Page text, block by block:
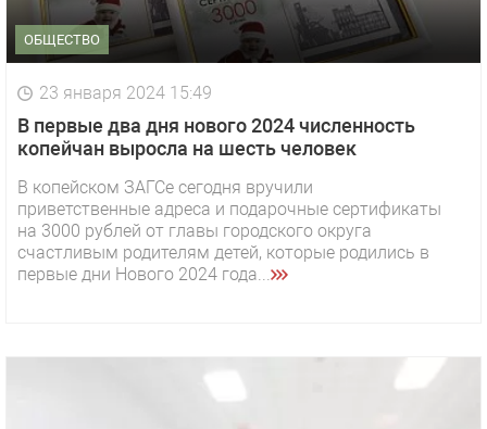
ОБЩЕСТВО
23 января 2024 15:49
В первые два дня нового 2024 численность
копейчан выросла на шесть человек
В копейском ЗАГСе сегодня вручили
приветственные адреса и подарочные сертификаты
на 3000 рублей от главы городского округа
счастливым родителям детей, которые родились в
первые дни Нового 2024 года...